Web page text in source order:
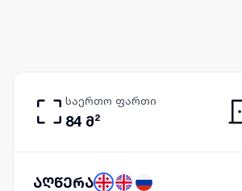
საერთო ფართი
84 მ²
აღწერა